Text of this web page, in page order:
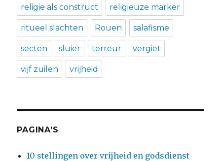
religie als construct religieuze marker
ritueel slachten Rouen salafisme
secten sluier terreur vergiet
vijf zuilen vrijheid
PAGINA’S
10 stellingen over vrijheid en godsdienst